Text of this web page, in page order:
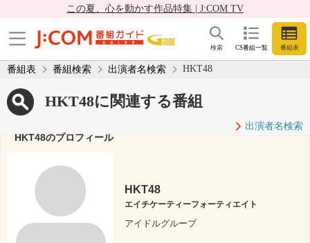
この夏、心を動かす作品特集 | J:COM TV
CS番組一覧 番組表
検索
番組表 番組検索 出演者名検索 HKT48
HKT48に関連する番組
出演者名検索
HKT48のプロフィール
HKT48
エイチケーティーフォーティエイト
アイドルグループ